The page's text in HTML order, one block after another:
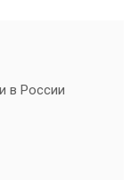
в России